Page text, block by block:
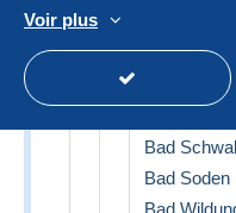
Bad
Bad
Bad
Bad Soden
Bad
Voir plus